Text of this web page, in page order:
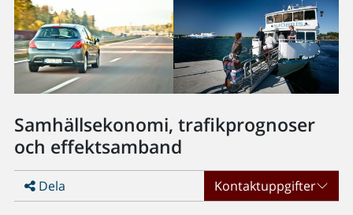
Samhällsekonomi, trafikprognoser
och effektsamband
Dela Kontaktuppgifter